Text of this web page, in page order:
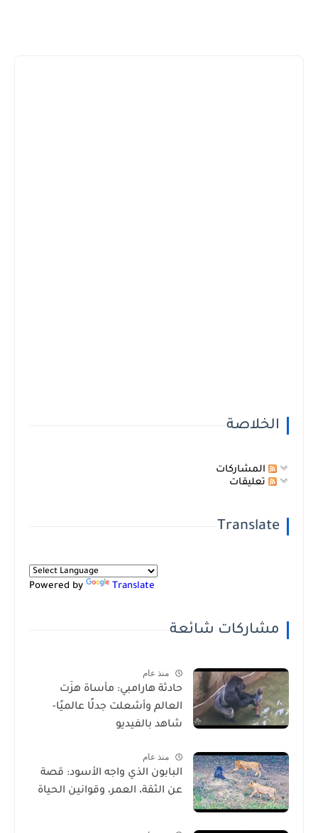
الخلاصة
المشاركات
تعليقات
Translate
Powered by Translate
مشاركات شائعة
منذ عام
حادثة هارامبي: مأساة هزّت
العالم وأشعلت جدلًا عالميًا-
شاهد بالفيديو
منذ عام
البابون الذي واجه الأسود: قصة
عن الثقة، العمر، وقوانين الحياة